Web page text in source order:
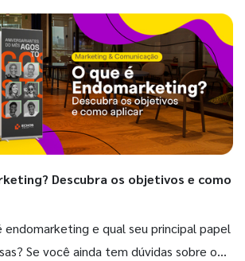
Descubra os objetivos e como
endomarketing e qual seu principal papel
Se você ainda tem dúvidas sobre o